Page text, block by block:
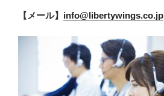
【メール】 info@libertywings.co.jp